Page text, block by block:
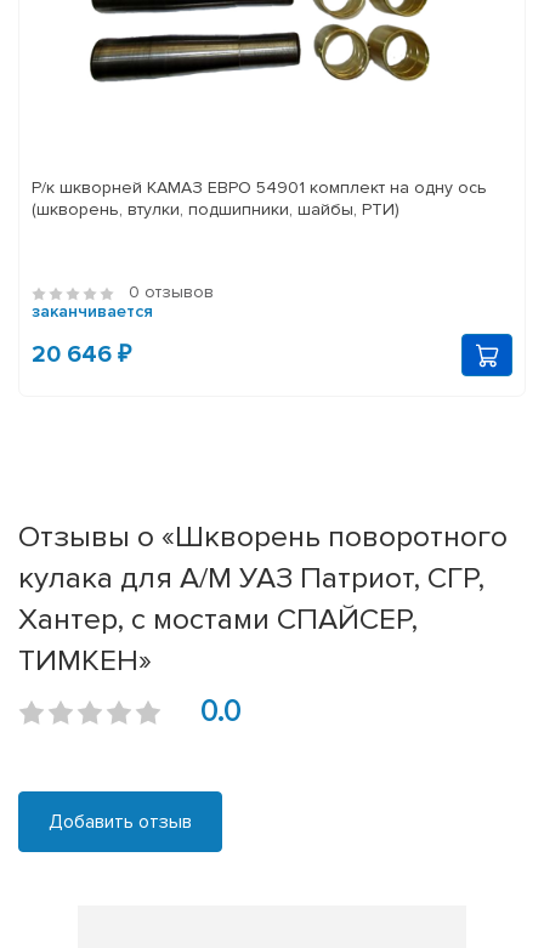
Р/к шкворней КАМАЗ ЕВРО 54901 комплект на одну ось
(шкворень, втулки, подшипники, шайбы, РТИ)
0 отзывов
заканчивается
20 646 ₽
Отзывы о «Шкворень поворотного
кулака для А/М УАЗ Патриот, СГР,
Хантер, с мостами СПАЙСЕР,
ТИМКЕН»
0.0
Добавить отзыв